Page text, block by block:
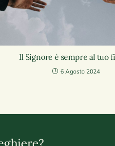
Il Signore è sempre al tuo
6 Agosto 2024